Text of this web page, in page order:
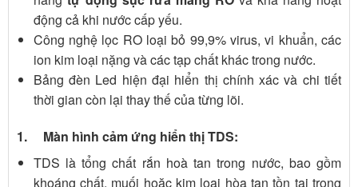
động cả khi nước cấp yếu.
Công nghệ lọc RO loại bỏ 99,9% virus, vi khuẩn, các
ion kim loại nặng và các tạp chất khác trong nước.
Bảng đèn Led hiện đại hiển thị chính xác và chi tiết
thời gian còn lại thay thế của từng lõi.
1. Màn hình cảm ứng hiển thị TDS:
TDS là tổng chất rắn hoà tan trong nước, bao gồm
khoáng chất, muối hoặc kim loại hòa tan tồn tại trong